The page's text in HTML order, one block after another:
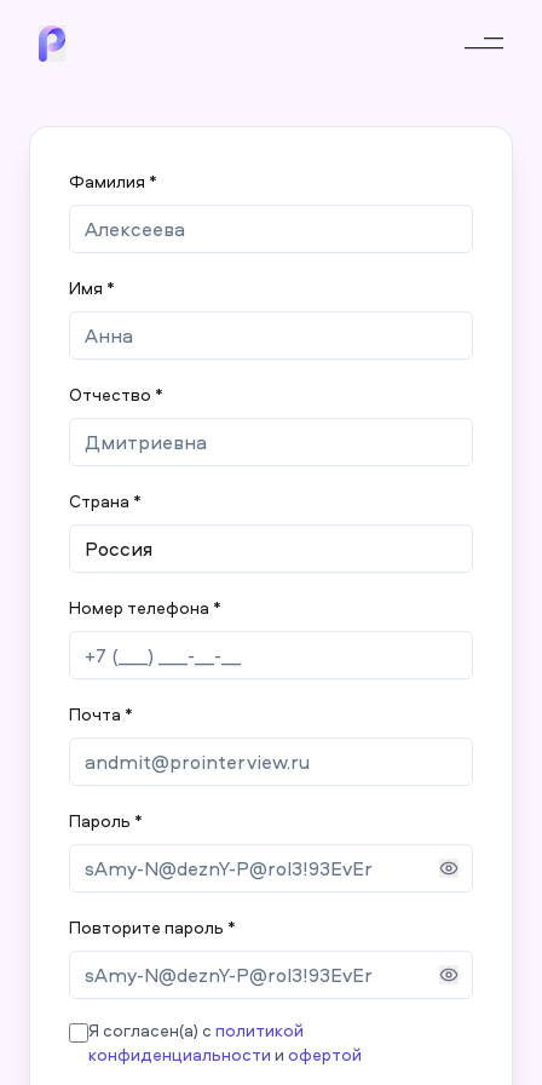
Фамилия *
Имя *
Отчество *
Страна *
Номер телефона *
Почта *
Пароль *
Повторите пароль *
Я согласен(а) с политикой
конфиденциальности и офертой